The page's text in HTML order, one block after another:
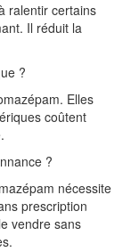
ralentir certains
Il réduit la
?
Elles
coûtent
?
nécessite
prescription
vendre sans